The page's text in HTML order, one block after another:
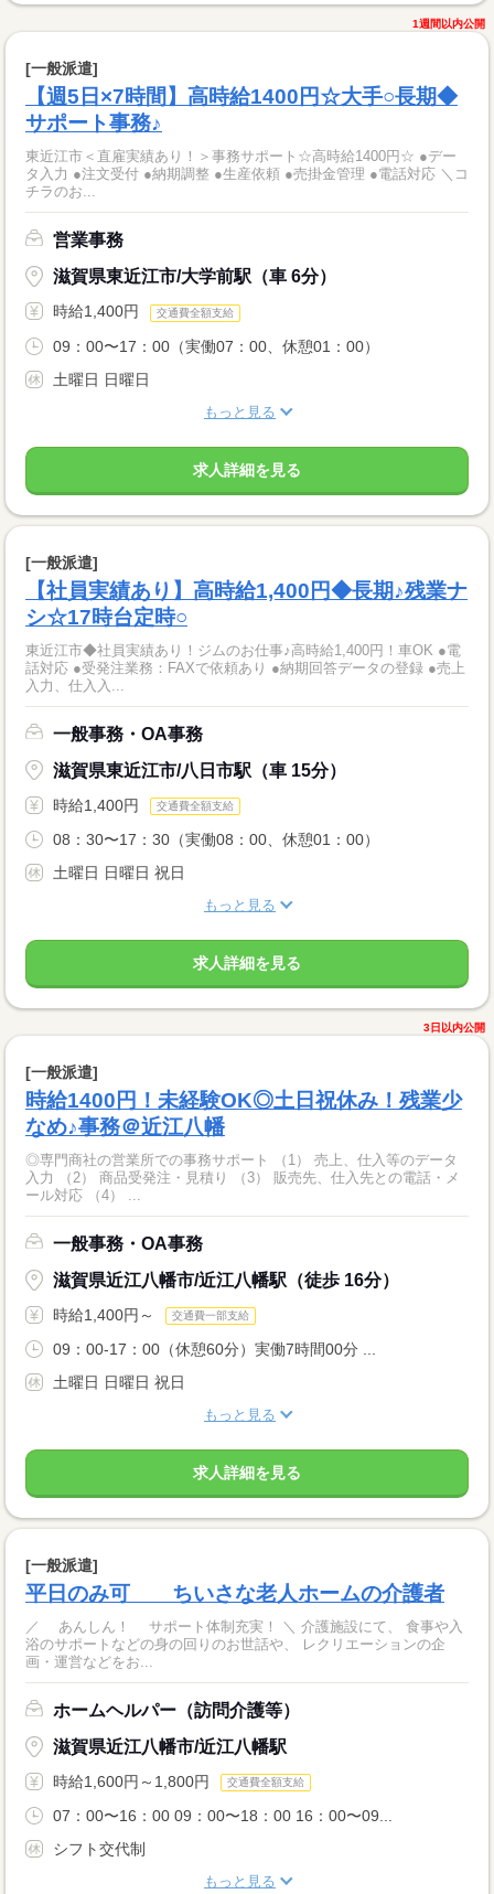
1週間以内公開
[一般派遣]
【週5日×7時間】高時給1400円☆大手○長期◆
サポート事務♪
東近江市＜直雇実績あり！＞事務サポート☆高時給1400円☆ ●デー
タ入力 ●注文受付 ●納期調整 ●生産依頼 ●売掛金管理 ●電話対応 ＼コ
チラのお...
営業事務
滋賀県東近江市/大学前駅（車 6分）
時給1,400円 交通費全額支給
09：00〜17：00（実働07：00、休憩01：00）
土曜日 日曜日
もっと見る
求人詳細を見る
[一般派遣]
【社員実績あり】高時給1,400円◆長期♪残業ナ
シ☆17時台定時○
東近江市◆社員実績あり！ジムのお仕事♪高時給1,400円！車OK ●電
話対応 ●受発注業務：FAXで依頼あり ●納期回答データの登録 ●売上
入力、仕入入...
一般事務・OA事務
滋賀県東近江市/八日市駅（車 15分）
時給1,400円 交通費全額支給
08：30〜17：30（実働08：00、休憩01：00）
土曜日 日曜日 祝日
もっと見る
求人詳細を見る
3日以内公開
[一般派遣]
時給1400円！未経験OK◎土日祝休み！残業少
なめ♪事務＠近江八幡
◎専門商社の営業所での事務サポート （1） 売上、仕入等のデータ
入力 （2） 商品受発注・見積り （3） 販売先、仕入先との電話・メ
ール対応 （4） ...
一般事務・OA事務
滋賀県近江八幡市/近江八幡駅（徒歩 16分）
時給1,400円～ 交通費一部支給
09：00-17：00（休憩60分）実働7時間00分 ...
土曜日 日曜日 祝日
もっと見る
求人詳細を見る
[一般派遣]
平日のみ可 ちいさな老人ホームの介護者
／ あんしん！ サポート体制充実！ ＼ 介護施設にて、 食事や入
浴のサポートなどの身の回りのお世話や、 レクリエーションの企
画・運営などをお...
ホームヘルパー（訪問介護等）
滋賀県近江八幡市/近江八幡駅
時給1,600円～1,800円 交通費全額支給
07：00〜16：00 09：00〜18：00 16：00〜09...
シフト交代制
もっと見る